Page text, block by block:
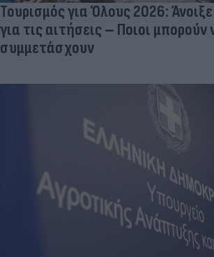
Τουρισμός για Όλους 2026:
για τις αιτήσεις – Ποιοι μπορούν
συμμετάσχουν